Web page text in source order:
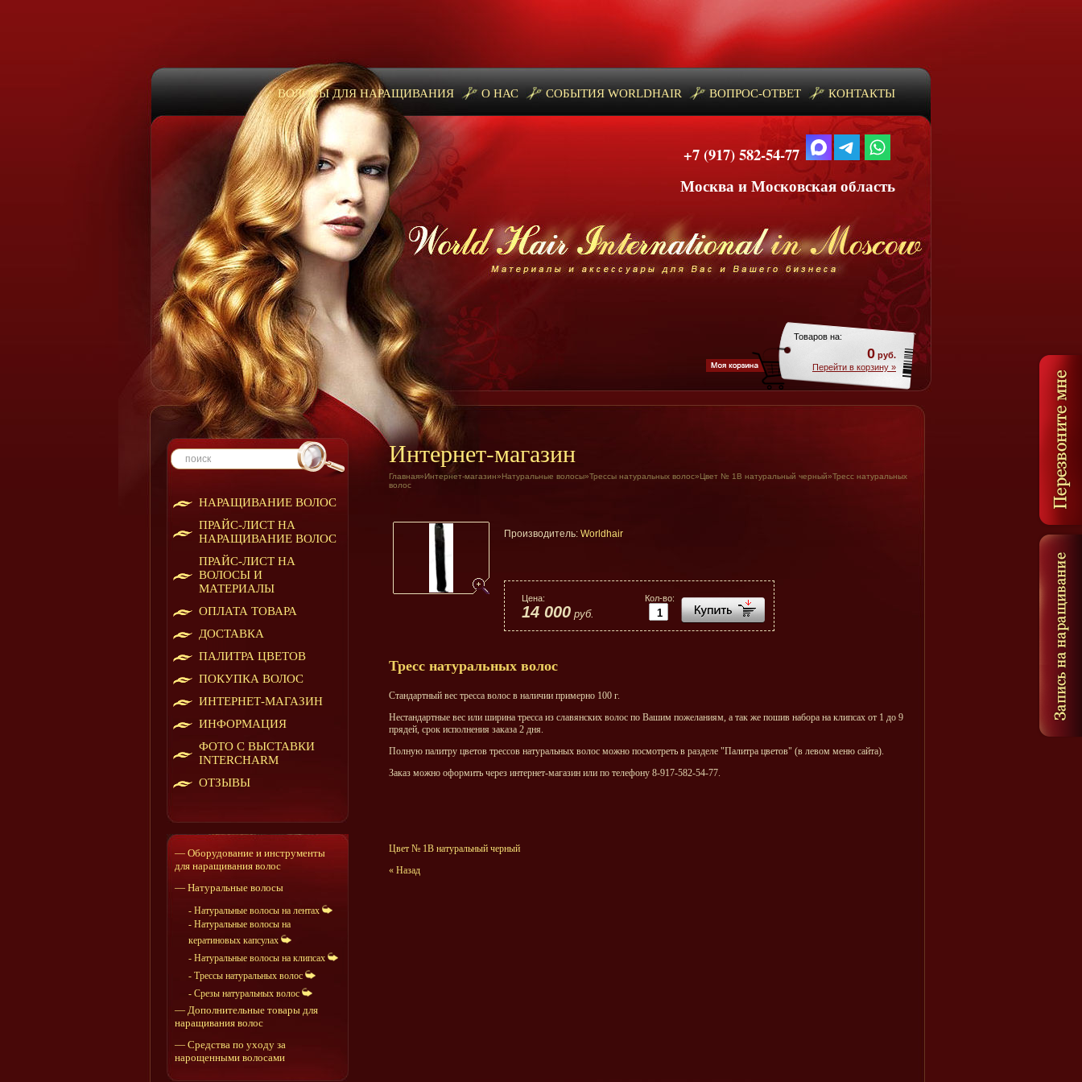
Товаров на:
0 руб.
Перейти в корзину »
ВОЛОСЫ ДЛЯ НАРАЩИВАНИЯ О НАС СОБЫТИЯ WORLDHAIR ВОПРОС-ОТВЕТ КОНТАКТЫ
+7 (917) 582-54-77 ​​​​​
Москва и Московская область
НАРАЩИВАНИЕ ВОЛОС
ПРАЙС-ЛИСТ НА
НАРАЩИВАНИЕ ВОЛОС
ПРАЙС-ЛИСТ НА
ВОЛОСЫ И
МАТЕРИАЛЫ
ОПЛАТА ТОВАРА
ДОСТАВКА
ПАЛИТРА ЦВЕТОВ
ПОКУПКА ВОЛОС
ИНТЕРНЕТ-МАГАЗИН
ИНФОРМАЦИЯ
ФОТО С ВЫСТАВКИ
INTERCHARM
ОТЗЫВЫ
— Оборудование и инструменты
для наращивания волос
— Натуральные волосы
- Натуральные волосы на лентах
- Натуральные волосы на
кератиновых капсулах
- Натуральные волосы на клипсах
- Трессы натуральных волос
- Срезы натуральных волос
— Дополнительные товары для
наращивания волос
— Средства по уходу за
нарощенными волосами
Интернет-магазин
Главная»Интернет-магазин»Натуральные волосы»Трессы натуральных волос»Цвет № 1В натуральный черный»Тресс натуральных
волос
Производитель: Worldhair
Кол-во:
Цена:
14 000 руб.
Тресс натуральных волос
Стандартный вес тресса волос в наличии примерно 100 г.
Нестандартные вес или ширина тресса из славянских волос по Вашим пожеланиям, а так же пошив набора на клипсах от 1 до 9
прядей, срок исполнения заказа 2 дня.
Полную палитру цветов трессов натуральных волос можно посмотреть в разделе "Палитра цветов" (в левом меню сайта).
Заказ можно оформить через интернет-магазин или по телефону 8-917-582-54-77.
Цвет № 1В натуральный черный
« Назад